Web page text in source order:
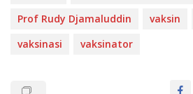
Prof Rudy Djamaluddin vaksin
vaksinasi
vaksinator